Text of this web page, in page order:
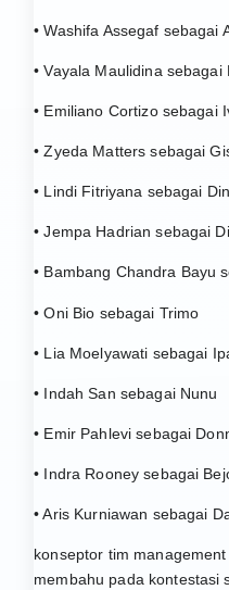
• Washifa Assegaf sebagai
• Vayala Maulidina sebagai
• Emiliano Cortizo sebagai
• Zyeda Matters sebagai
• Lindi Fitriyana sebagai
• Jempa Hadrian sebagai
• Bambang Chandra Bayu
• Oni Bio sebagai Trimo
• Lia Moelyawati sebagai
• Indah San sebagai Nunu
• Emir Pahlevi sebagai
• Indra Rooney sebagai
• Aris Kurniawan sebagai
konseptor tim
membahu pada kontestasi